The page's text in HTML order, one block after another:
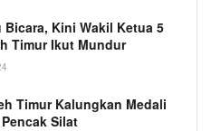
Bicara, Kini Wakil Ketua 5
Timur Ikut Mundur
Timur Kalungkan Medali
Silat